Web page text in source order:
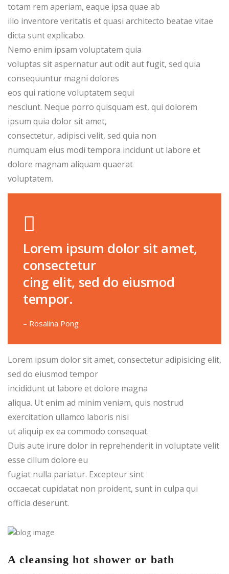
totam rem aperiam, eaque ipsa quae ab
illo inventore veritatis et quasi architecto beatae vitae
dicta sunt explicabo.
Nemo enim ipsam voluptatem quia
voluptas sit aspernatur aut odit aut fugit, sed quia
consequuntur magni dolores
eos qui ratione voluptatem sequi
nesciunt. Neque porro quisquam est, qui dolorem
ipsum quia dolor sit amet,
consectetur, adipisci velit, sed quia non
numquam eius modi tempora incidunt ut labore et
dolore magnam aliquam quaerat
voluptatem.
Lorem ipsum dolor sit amet,
consectetur
cing elit, sed do eiusmod
tempor.
– Rosalina Pong
Lorem ipsum dolor sit amet, consectetur adipisicing elit,
sed do eiusmod tempor
incididunt ut labore et dolore magna
aliqua. Ut enim ad minim veniam, quis nostrud
exercitation ullamco laboris nisi
ut aliquip ex ea commodo consequat.
Duis aute irure dolor in reprehenderit in voluptate velit
esse cillum dolore eu
fugiat nulla pariatur. Excepteur sint
occaecat cupidatat non proident, sunt in culpa qui
officia deserunt.
A cleansing hot shower or bath